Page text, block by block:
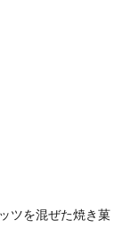
ツを混ぜた焼き菓